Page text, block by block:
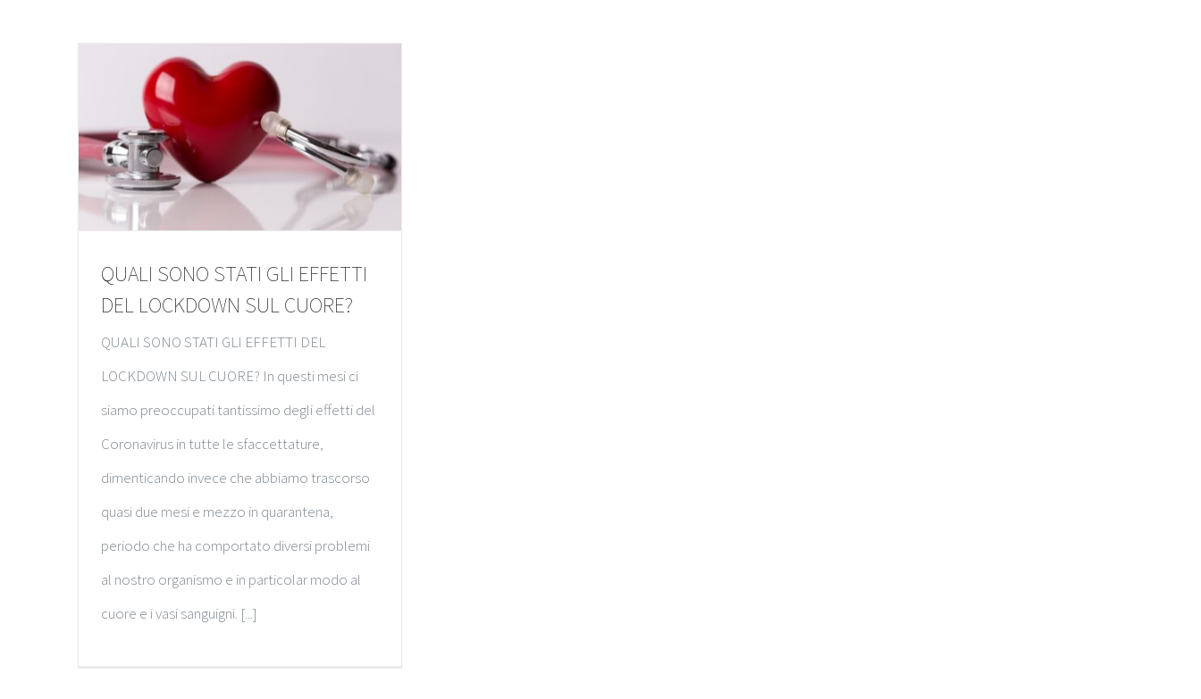
QUALI SONO STATI GLI EFFETTI
DEL LOCKDOWN SUL CUORE?
QUALI SONO STATI GLI EFFETTI DEL
LOCKDOWN SUL CUORE? In questi mesi ci
siamo preoccupati tantissimo degli effetti del
Coronavirus in tutte le sfaccettature,
dimenticando invece che abbiamo trascorso
quasi due mesi e mezzo in quarantena,
periodo che ha comportato diversi problemi
al nostro organismo e in particolar modo al
cuore e i vasi sanguigni. [...]